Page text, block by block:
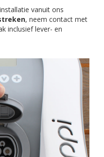
vanuit ons
, neem contact met
inclusief lever- en